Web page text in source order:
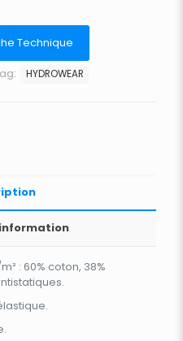
Technique
HYDROWEAR
m² : 60% coton, 38%